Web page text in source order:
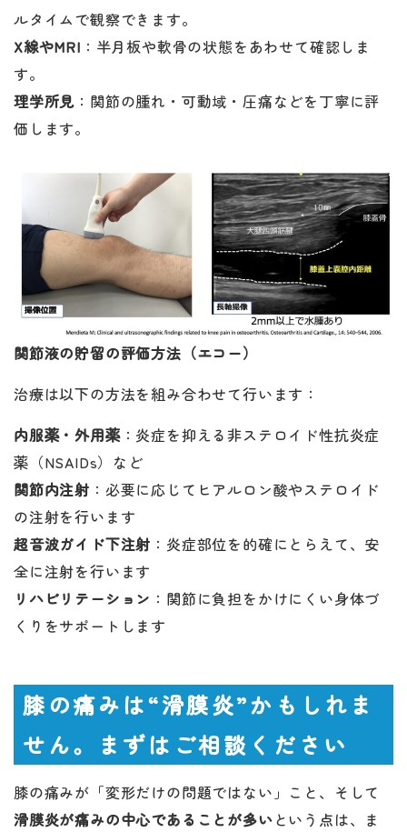
ルタイムで観察できます。
X線やMRI ：半月板や軟骨の状態をあわせて確認しま
す。
理学所見 ：関節の腫れ・可動域・圧痛などを丁寧に評
価します。
関節液の貯留の評価方法（エコー）
治療は以下の方法を組み合わせて行います：
内服薬・外用薬：炎症を抑える非ステロイド性抗炎症
薬（NSAIDs）など
関節内注射 ：必要に応じてヒアルロン酸やステロイド
の注射を行います
超音波ガイド下注射 ：炎症部位を的確にとらえて、安
全に注射を行います
リハビリテーション ：関節に負担をかけにくい身体づ
くりをサポートします
膝の痛みは“滑膜炎”かもしれま
せん。まずはご相談ください
膝の痛みが「変形だけの問題ではない」こと、そして
滑膜炎が痛みの中心であることが多いという点は、ま